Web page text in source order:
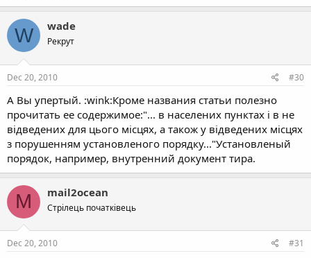
W wade
Рекрут
Dec 20, 2010 #30
А Вы упертый. :wink:Кроме названия статьи полезно
прочитать ее содержимое:"... в населених пунктах і в не
відведених для цього місцях, а також у відведених місцях
з порушенням установленого порядку..."Установленый
порядок, например, внутренний документ тира.
M mail2ocean
Стрілець початківець
Dec 20, 2010 #31